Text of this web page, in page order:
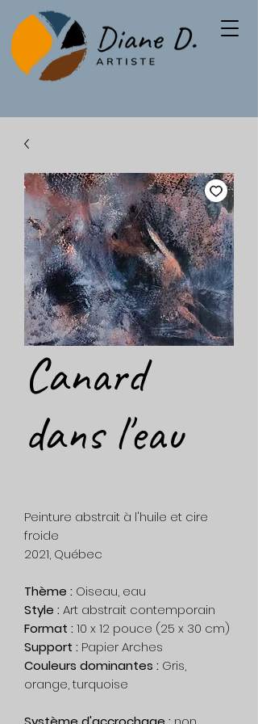
Canard
dans l'eau
Peinture abstrait à l'huile et cire
froide
2021, Québec
Thème : Oiseau, eau
Style : Art abstrait contemporain
Format : 10 x 12 pouce (25 x 30 cm)
Support : Papier Arches
Couleurs dominantes : Gris,
orange, turquoise